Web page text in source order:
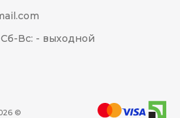
Вс: - выходной
©